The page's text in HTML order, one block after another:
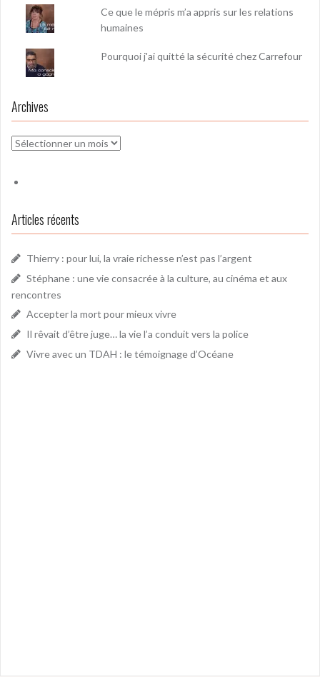
Ce que le mépris m’a appris sur les relations
humaines
Pourquoi j'ai quitté la sécurité chez Carrefour
Archives
Archives
Articles récents
Thierry : pour lui, la vraie richesse n’est pas l’argent
Stéphane : une vie consacrée à la culture, au cinéma et aux
rencontres
Accepter la mort pour mieux vivre
Il rêvait d’être juge… la vie l’a conduit vers la police
Vivre avec un TDAH : le témoignage d’Océane